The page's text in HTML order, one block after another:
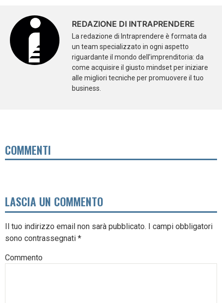
REDAZIONE DI INTRAPRENDERE
La redazione di Intraprendere è formata da
un team specializzato in ogni aspetto
riguardante il mondo dell’imprenditoria: da
come acquisire il giusto mindset per iniziare
alle migliori tecniche per promuovere il tuo
business.
COMMENTI
LASCIA UN COMMENTO
Il tuo indirizzo email non sarà pubblicato. I campi obbligatori
sono contrassegnati *
Commento